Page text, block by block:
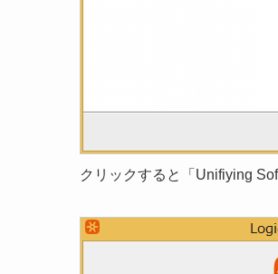
クリックすると「Unifiying